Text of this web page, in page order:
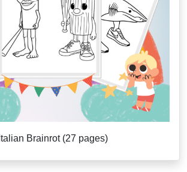
Italian Brainrot (27 pages)